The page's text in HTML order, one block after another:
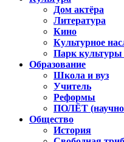
Дом актёра
Литература
Кино
Культурное
Парк культуры
Образование
Школа и вуз
Учитель
Реформы
ПОЛЁТ (научно-
Общество
История